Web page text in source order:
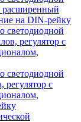
расширенный
на DIN-рейку
светодиодной
регулятор с
светодиодной
регулятор с